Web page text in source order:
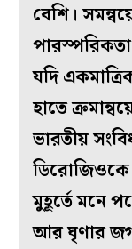
বেশি।
যদি
হাতে
ভারতীয়
মুহূর্তে মনে
আর ঘৃণার